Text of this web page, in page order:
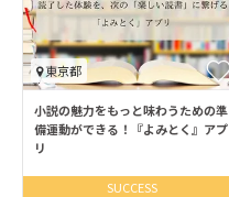
東京都
小説の魅力をもっと味わうための準
備運動ができる！『よみとく』アプ
リ
SUCCESS